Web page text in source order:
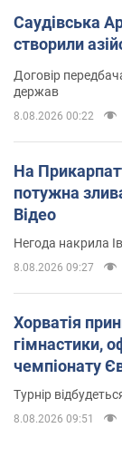
Саудівська
створили
Договір
держав
8.08.2026 00:22
На
потужна
Відео
Негода накрила
8.08.2026 09:27
Хорватія
гімнастики,
чемпіонату
Турнір
8.08.2026 09:51